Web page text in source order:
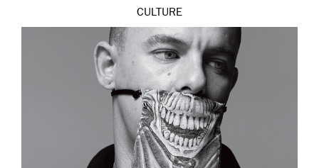
CULTURE